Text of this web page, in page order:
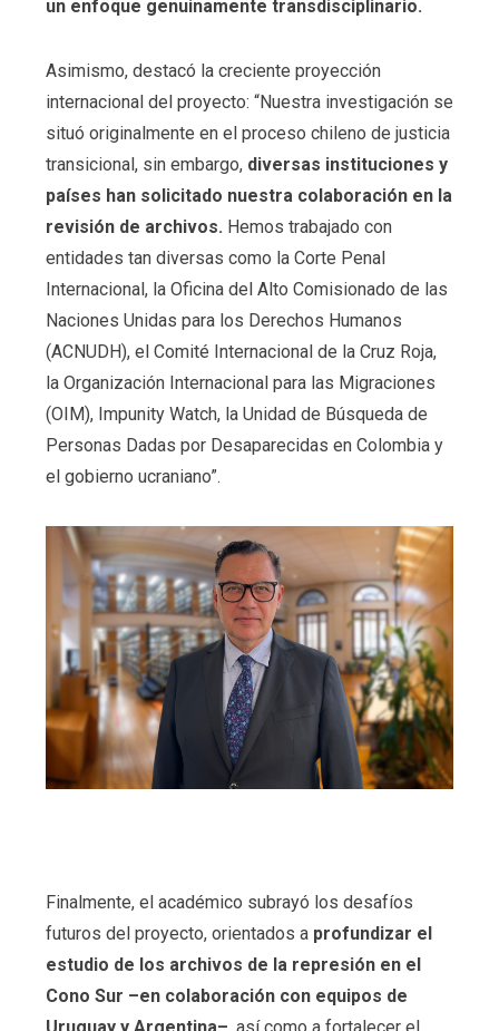
un enfoque genuinamente transdisciplinario.
Asimismo, destacó la creciente proyección
internacional del proyecto: “Nuestra investigación se
situó originalmente en el proceso chileno de justicia
transicional, sin embargo, diversas instituciones y
países han solicitado nuestra colaboración en la
revisión de archivos. Hemos trabajado con
entidades tan diversas como la Corte Penal
Internacional, la Oficina del Alto Comisionado de las
Naciones Unidas para los Derechos Humanos
(ACNUDH), el Comité Internacional de la Cruz Roja,
la Organización Internacional para las Migraciones
(OIM), Impunity Watch, la Unidad de Búsqueda de
Personas Dadas por Desaparecidas en Colombia y
el gobierno ucraniano”.
Finalmente, el académico subrayó los desafíos
futuros del proyecto, orientados a profundizar el
estudio de los archivos de la represión en el
Cono Sur –en colaboración con equipos de
Uruguay y Argentina– , así como a fortalecer el